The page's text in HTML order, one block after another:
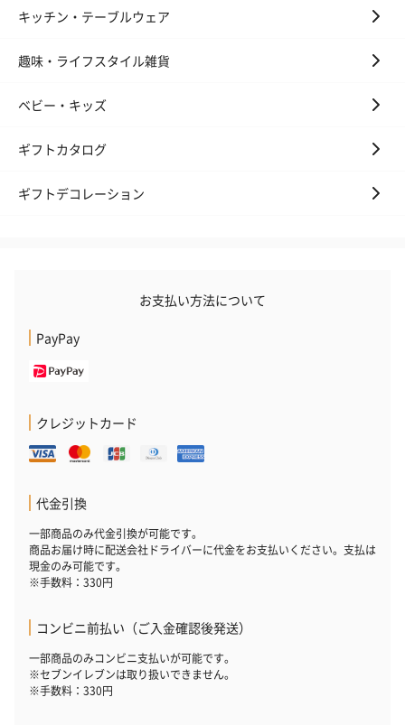
キッチン・テーブルウェア
趣味・ライフスタイル雑貨
ベビー・キッズ
ギフトカタログ
ギフトデコレーション
お支払い方法について
PayPay
クレジットカード
代金引換
一部商品のみ代金引換が可能です。
商品お届け時に配送会社ドライバーに代金をお支払いください。支払は
現金のみ可能です。
※手数料：330円
コンビニ前払い（ご入金確認後発送）
一部商品のみコンビニ支払いが可能です。
※セブンイレブンは取り扱いできません。
※手数料：330円